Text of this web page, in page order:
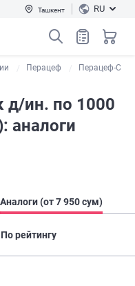
Ташкент RU
Перацеф Перацеф-С
ин. по 1000
аналоги
Аналоги (от 7 950 сум)